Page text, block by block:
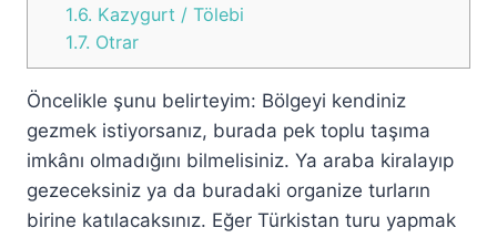
1.6. Kazygurt / Tölebi
1.7. Otrar
Öncelikle şunu belirteyim: Bölgeyi kendiniz
gezmek istiyorsanız, burada pek toplu taşıma
imkânı olmadığını bilmelisiniz. Ya araba kiralayıp
gezeceksiniz ya da buradaki organize turların
birine katılacaksınız. Eğer Türkistan turu yapmak